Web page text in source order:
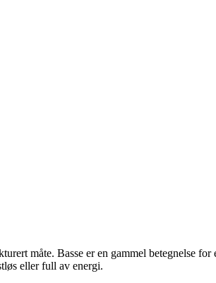
måte. Basse er en gammel betegnelse for
eller full av energi.